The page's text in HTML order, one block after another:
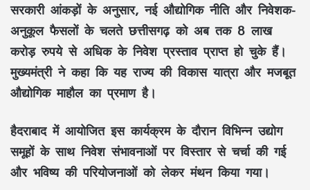
सरकारी आंकड़ों के अनुसार, नई औद्योगिक नीति और निवेशक-
अनुकूल फैसलों के चलते छत्तीसगढ़ को अब तक 8 लाख
करोड़ रुपये से अधिक के निवेश प्रस्ताव प्राप्त हो चुके हैं।
मुख्यमंत्री ने कहा कि यह राज्य की विकास यात्रा और मजबूत
औद्योगिक माहौल का प्रमाण है।
हैदराबाद में आयोजित इस कार्यक्रम के दौरान विभिन्न उद्योग
समूहों के साथ निवेश संभावनाओं पर विस्तार से चर्चा की गई
और भविष्य की परियोजनाओं को लेकर मंथन किया गया।